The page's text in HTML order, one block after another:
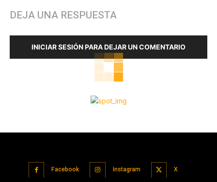
DEJA UNA RESPUESTA
INICIAR SESIÓN PARA DEJAR UN COMENTARIO
Facebook Instagram X